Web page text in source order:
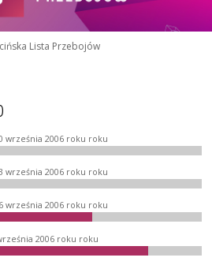
Lista Przebojów
września 2006 roku roku
września 2006 roku roku
września 2006 roku roku
2006 roku roku